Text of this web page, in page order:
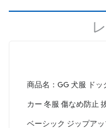
商品名：GG 犬服 ド
カー 冬服 傷なめ防止
ベーシック ジップア